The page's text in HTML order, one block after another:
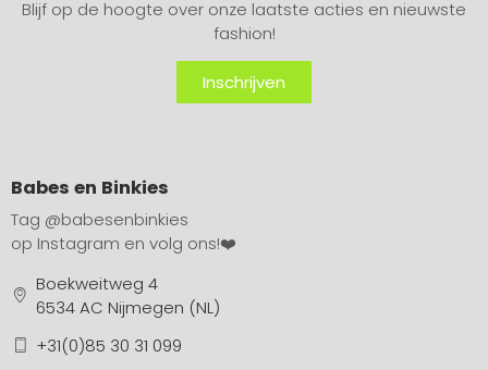
Blijf op de hoogte over onze laatste acties en nieuwste
fashion!
Inschrijven
Babes en Binkies
Tag @babesenbinkies
op Instagram en volg ons!❤️
Boekweitweg 4
6534 AC Nijmegen (NL)
+31(0)85 30 31 099